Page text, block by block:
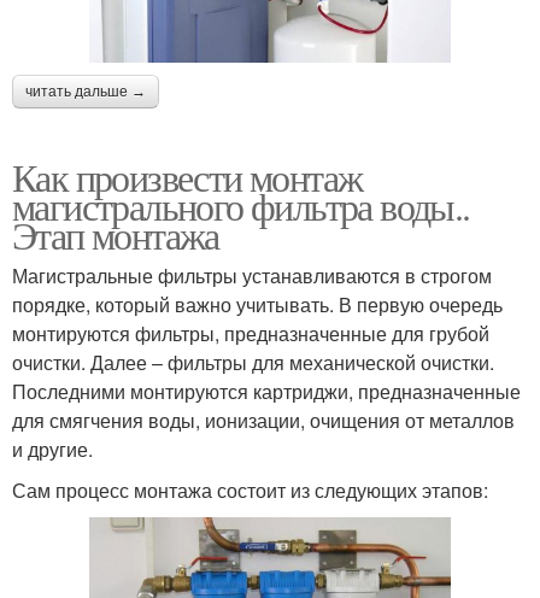
читать дальше →
Как произвести монтаж
магистрального фильтра воды..
Этап монтажа
Магистральные фильтры устанавливаются в строгом
порядке, который важно учитывать. В первую очередь
монтируются фильтры, предназначенные для грубой
очистки. Далее – фильтры для механической очистки.
Последними монтируются картриджи, предназначенные
для смягчения воды, ионизации, очищения от металлов
и другие.
Сам процесс монтажа состоит из следующих этапов: